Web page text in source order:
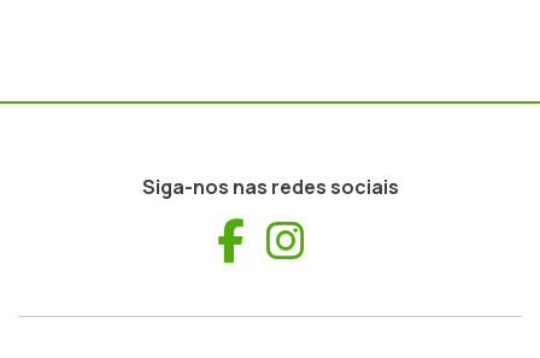
Siga-nos nas redes sociais
Facebook